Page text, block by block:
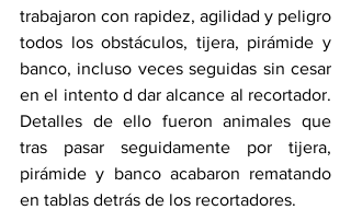
trabajaron con rapidez, agilidad y peligro
todos los obstáculos, tijera, pirámide y
banco, incluso veces seguidas sin cesar
en el intento d dar alcance al recortador.
Detalles de ello fueron animales que
tras pasar seguidamente por tijera,
pirámide y banco acabaron rematando
en tablas detrás de los recortadores.